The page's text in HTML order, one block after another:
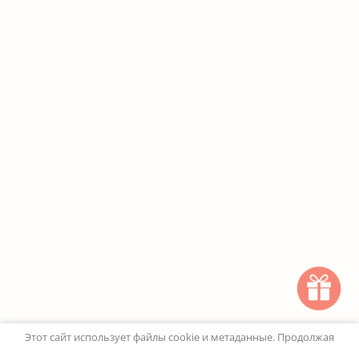
Этот сайт использует файлы cookie и метаданные. Продолжая